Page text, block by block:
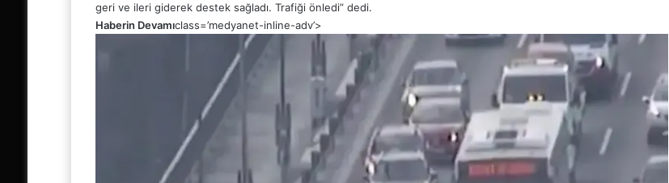
geri ve ileri giderek destek sağladı. Trafiği önledi” dedi.
Haberin Devamıclass=’medyanet-inline-adv’>